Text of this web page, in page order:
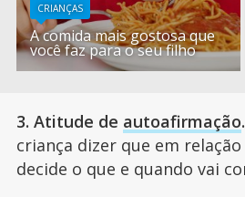
CRIANÇAS
A comida mais gostosa que
você faz para o seu filho
3. Atitude de autoafirmação.
criança dizer que em
decide o que e quando vai